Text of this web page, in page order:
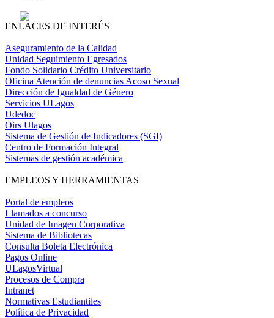
ENLACES DE INTERÉS
Aseguramiento de la Calidad
Unidad Seguimiento Egresados
Fondo Solidario Crédito Universitario
Oficina Atención de denuncias Acoso Sexual
Dirección de Igualdad de Género
Servicios ULagos
Udedoc
Oirs Ulagos
Sistema de Gestión de Indicadores (SGI)
Centro de Formación Integral
Sistemas de gestión académica
EMPLEOS Y HERRAMIENTAS
Portal de empleos
Llamados a concurso
Unidad de Imagen Corporativa
Sistema de Bibliotecas
Consulta Boleta Electrónica
Pagos Online
ULagosVirtual
Procesos de Compra
Intranet
Normativas Estudiantiles
Política de Privacidad